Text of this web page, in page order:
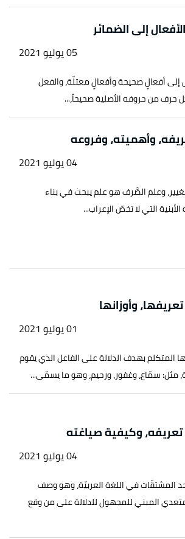
إلى الضمائر
05 يوليو 2021
إلى أفعالٍ صحيحة وأفعالٍ معتلّة، والفعل
حرف من حروفه الأصلية صحيحاً،...
وأهميته، وفروعه
04 يوليو 2021
وعلم الصَّرف هو علم يبحث في بناء
التي لا تخصّ الإعراب...
وأوزانها
01 يوليو 2021
المتكلم بهدف الدلالة على الفاعل الذي يقوم
مثل: سمّاع، وغفور، ورحيم، وهو ما يسمّى...
وكيفية صياغته
04 يوليو 2021
المشتقّات في اللغة العربيّة، وهو وصف
المبني للمجهول للدلالة على من وقع